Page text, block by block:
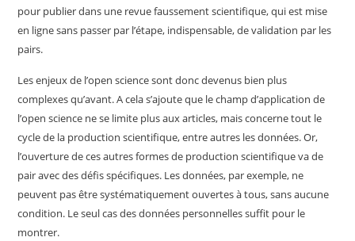
pour publier dans une revue faussement scientifique, qui est mise
en ligne sans passer par l’étape, indispensable, de validation par les
pairs.
Les enjeux de l’open science sont donc devenus bien plus
complexes qu’avant. A cela s’ajoute que le champ d’application de
l’open science ne se limite plus aux articles, mais concerne tout le
cycle de la production scientifique, entre autres les données. Or,
l’ouverture de ces autres formes de production scientifique va de
pair avec des défis spécifiques. Les données, par exemple, ne
peuvent pas être systématiquement ouvertes à tous, sans aucune
condition. Le seul cas des données personnelles suffit pour le
montrer.